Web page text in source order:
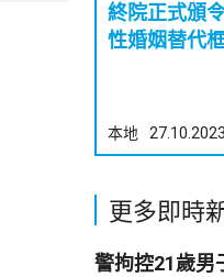
終院正式頒
性婚姻替代
本地 27.10.2023
更多即時
警拘控21歲